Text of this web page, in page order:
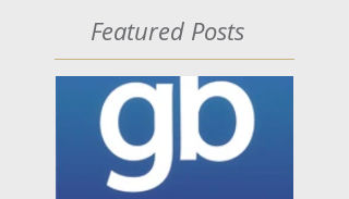
Featured Posts